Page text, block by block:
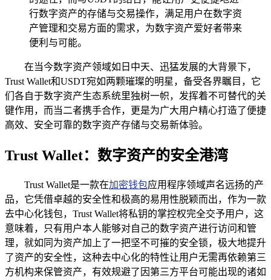
行数字资产的存储与交易操作，满足用户在数字资
产管理和交易方面的需求，为数字资产爱好者带来
便利与可能。
在当今数字资产领域如日中天、迅猛发展的大背景下，
Trust Wallet和USDT宛如两颗璀璨的明星，备受各界瞩目，它
们各自于数字资产生态系统里独树一帜，发挥着不可替代的关
键作用，而当二者携手合作，更是为广大用户精心打造了便捷
高效、安全可靠的数字资产存储与交易新体验。
Trust Wallet：数字资产的安全港湾
Trust Wallet是一款在加密钱包应用程序领域声名远扬的产
品，它凭借卓越的安全性和极高的易用性脱颖而出，作为一款
去中心化钱包，Trust Wallet将私钥的掌控权完全交予用户，这
意味着，只有用户本人能够对自己的数字资产进行访问和管
理，就如同为资产加上了一把坚不可摧的安全锁，极大地提升
了资产的安全性，这种去中心化的特性让用户无需再依赖第三
方机构来保管资产，有效规避了因第三方平台可能出现的诸如